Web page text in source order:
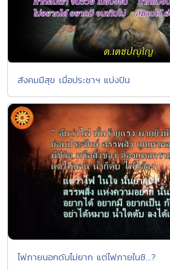
สังคมมีสุข เมื่อประชาฯ แบ่งปัน
ไฟภายนอกดับไม่ยาก แต่ไฟภายในซิ...?